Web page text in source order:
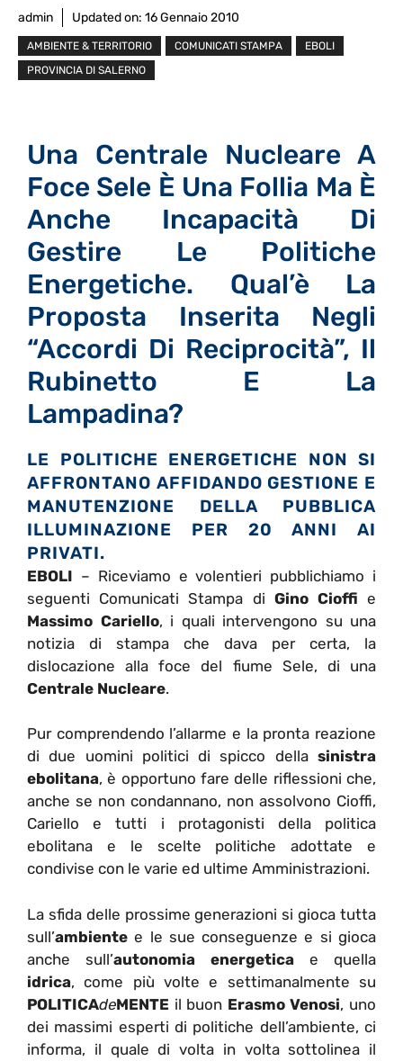
admin Updated on: 16 Gennaio 2010
AMBIENTE & TERRITORIO COMUNICATI STAMPA
EBOLI
PROVINCIA DI SALERNO
Una Centrale Nucleare A
Foce Sele È Una Follia Ma È
Anche Incapacità Di
Gestire Le Politiche
Energetiche. Qual’è La
Proposta Inserita Negli
“Accordi Di Reciprocità”, Il
Rubinetto E La
Lampadina?
LE POLITICHE ENERGETICHE NON SI
AFFRONTANO AFFIDANDO GESTIONE E
MANUTENZIONE DELLA PUBBLICA
ILLUMINAZIONE PER 20 ANNI AI
PRIVATI.
EBOLI – Riceviamo e volentieri pubblichiamo i
seguenti Comunicati Stampa di Gino Cioffi e
Massimo Cariello, i quali intervengono su una
notizia di stampa che dava per certa, la
dislocazione alla foce del fiume Sele, di una
Centrale Nucleare.
Pur comprendendo l’allarme e la pronta reazione
di due uomini politici di spicco dellasinistra
ebolitana, è opportuno fare delle riflessioni che,
anche se non condannano, non assolvono Cioffi,
Cariello e tutti i protagonisti della politica
ebolitana e le scelte politiche adottate e
condivise con le varie ed ultime Amministrazioni.
La sfida delle prossime generazioni si gioca tutta
sull’ambiente e le sue conseguenze e si gioca
anche sull’autonomia energetica e quella
idrica, come più volte e settimanalmente su
POLITICAdeMENTE il buon Erasmo Venosi, uno
dei massimi esperti di politiche dell’ambiente, ci
informa, il quale di volta in volta sottolinea il